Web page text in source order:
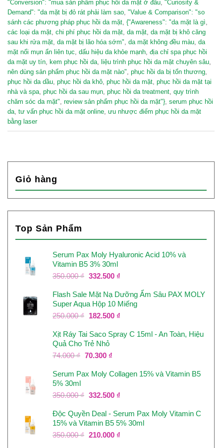
"Conversion": "mua sản phẩm phục hồi da mặt ở đâu, "Curiosity &
Demand": "da mặt bị đỏ rát phải làm sao, "Value & Comparison": "so
sánh các phương pháp phục hồi da mặt, {"Awareness": "da mặt là gì,
các loại da mặt, chi phí phục hồi da mặt, da mặt, da mặt bị khô căng
sau khi rửa mặt, da mặt bị lão hóa sớm", da mặt không đều màu, da
mặt nổi mụn ẩn liên tục, dấu hiệu da khỏe mạnh, địa chỉ spa phục hồi
da mặt uy tín, kem phục hồi da, liệu trình phục hồi da mặt chuyên sâu,
nên dùng sản phẩm phục hồi da mặt nào", phục hồi da bị tổn thương,
phục hồi da dầu, phục hồi da khô, phục hồi da mặt, phục hồi da mặt tại
nhà và spa, phục hồi da sau mụn, phục hồi da treatment, quy trình
chăm sóc da mặt", review sản phẩm phục hồi da mặt"}, serum phục hồi
da, tư vấn phục hồi da mặt online, ưu nhược điểm phục hồi da mặt
bằng laser
Giỏ hàng
Top Sản Phẩm
Serum Pax Moly Hyaluronic Acid 10% và
Vitamin B5 3% 30ml
350.000₫ Giá
là:
350.000 ₫.
332.500 ₫Giá
tại
là:
332.500 ₫.
Flash Sale Mặt Nạ Dưỡng Ẩm Sâu PAX MOLY
Super Aqua Hộp 10 Miếng
250.000₫ Giá
là:
250.000 ₫.
182.500 ₫Giá
tại
Xịt Ráy Tai Saco Spray C 15ml - An Toàn, Hiệu
Quả Cho Trẻ Nhỏ
74.000₫ Giá
là:
70.300 ₫Giá
tại
70.300 ₫.
Serum Pax Moly Collagen 15% và Vitamin B5
5% 30ml
350.000₫ Giá
là:
350.000 ₫.
332.500 ₫Giá
tại
là:
332.500 ₫.
Độc Quyền Deal - Serum Pax Moly Vitamin C
15% và Vitamin B5 5% 30ml
350.000₫ Giá
210.000 ₫Giá